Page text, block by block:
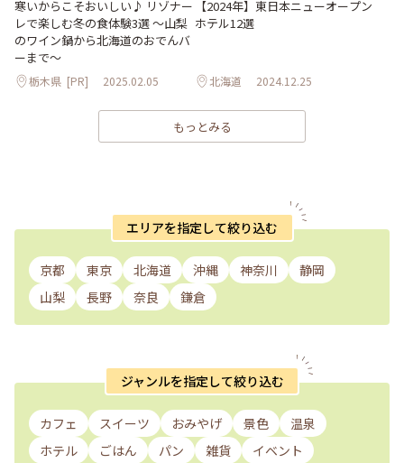
寒いからこそおいしい♪ リゾナー
レで楽しむ冬の食体験3選 ～山梨
のワイン鍋から北海道のおでんバ
ーまで～
栃木県 [PR] 2025.02.05
【2024年】東日本ニューオープン
ホテル12選
北海道 2024.12.25
もっとみる
エリアを指定して絞り込む
京都 東京 北海道 沖縄 神奈川
静岡
山梨
長野 奈良 鎌倉
ジャンルを指定して絞り込む
カフェ スイーツ おみやげ 景色
温泉
ホテル
ごはん パン 雑貨 イベント